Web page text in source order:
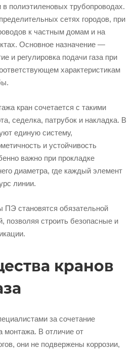
в полиэтиленовых трубопроводах.
сетях городов, при
к частным домам и на
Основное назначение —
и регулировка подачи газа при
характеристикам
кран сочетается с такими
седелка, патрубок и накладка. В
единую систему,
и устойчивость
важно при прокладке
диаметра, где каждый элемент
линии.
ПЭ становятся обязательной
позволяя строить безопасные и
кранов
за сочетание
монтажа. В отличие от
они не подвержены коррозии,